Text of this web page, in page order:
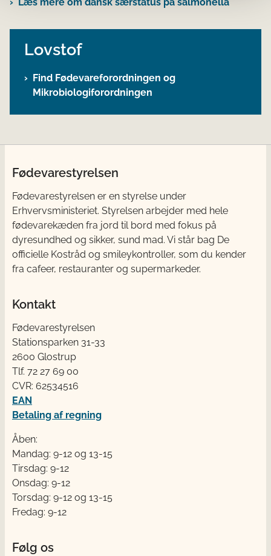
Lovstof
Find Fødevareforordningen og
Mikrobiologiforordningen
Fødevarestyrelsen
Fødevarestyrelsen er en styrelse under
Erhvervsministeriet. Styrelsen arbejder med hele
fødevarekæden fra jord til bord med fokus på
dyresundhed og sikker, sund mad. Vi står bag De
officielle Kostråd og smileykontroller, som du kender
fra cafeer, restauranter og supermarkeder.
Kontakt
Fødevarestyrelsen
Stationsparken 31-33
2600 Glostrup
Tlf. 72 2​​​7 69 00
CVR: 62534516
EAN
Betaling af regning
Åben:
Mandag: 9-12 og 13-15
Tirsdag: 9-12
Onsdag: 9-12
Torsdag: 9-12 og 13-15
Fredag: 9-12
Følg os